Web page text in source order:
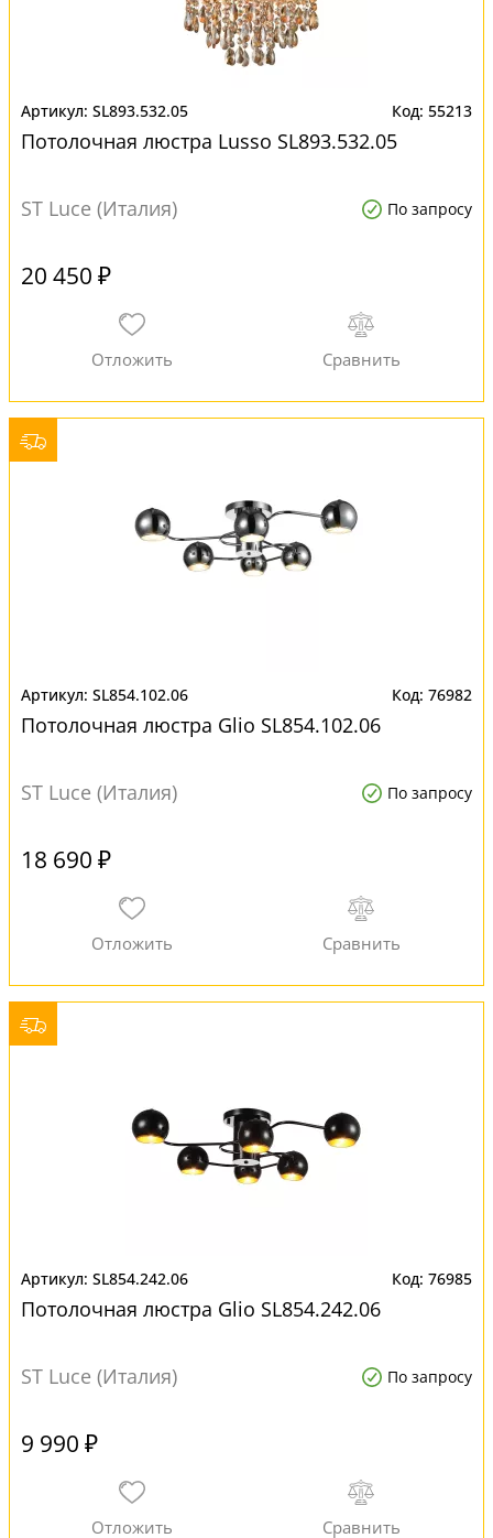
SL893.532.05 55213
Потолочная люстра Lusso SL893.532.05
ST Luce (Италия) По запросу
20 450 ₽
SL854.102.06 76982
Потолочная люстра Glio SL854.102.06
ST Luce (Италия) По запросу
18 690 ₽
SL854.242.06 76985
Потолочная люстра Glio SL854.242.06
ST Luce (Италия) По запросу
9 990 ₽